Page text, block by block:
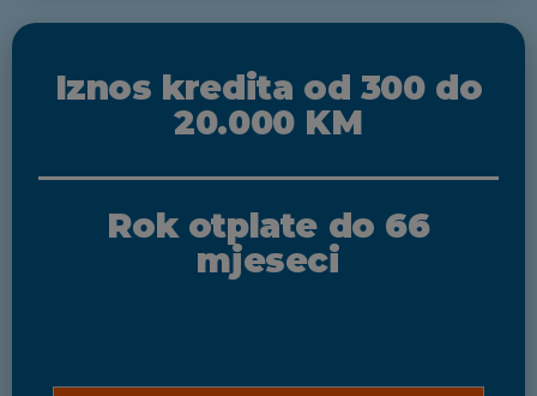
Iznos kredita od 300 do
20.000 KM
Rok otplate do 66
mjeseci